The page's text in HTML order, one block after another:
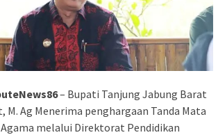
– Bupati Tanjung Jabung Barat
M. Ag Menerima penghargaan Tanda Mata
melalui Direktorat Pendidikan